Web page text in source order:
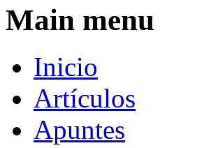
Main menu
Inicio
Artículos
Apuntes